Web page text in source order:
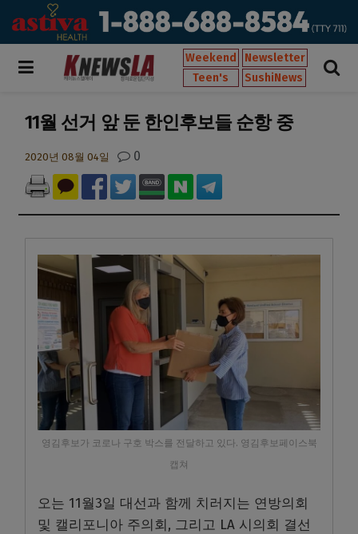
Weekend
Newsletter
Teen's
SushiNews
11월 선거 앞 둔 한인후보들 순항 중
2020년 08월 04일 0
영김후보가 코로나 구호 박스를 전달하고 있다. 영김후보페이스북
캡쳐
오는 11월3일 대선과 함께 치러지는 연방의회
및 캘리포니아 주의회, 그리고 LA 시의회 결선